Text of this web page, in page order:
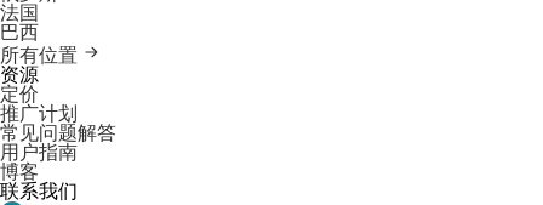
法国
巴西
所有位置
资源
定价
推广计划
常见问题解答
用户指南
博客
联系我们